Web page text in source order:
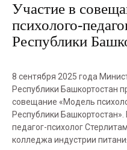
Участие в
психолого-
Республики
8 сентября 2025 года
Республики Башкортостан
совещание «Модель
Республики
педагог-психолог
колледжа индустрии